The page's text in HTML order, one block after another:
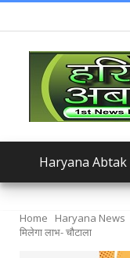
Haryana Abtak
Home Haryana News
मिलेगा लाभ- चौटाला